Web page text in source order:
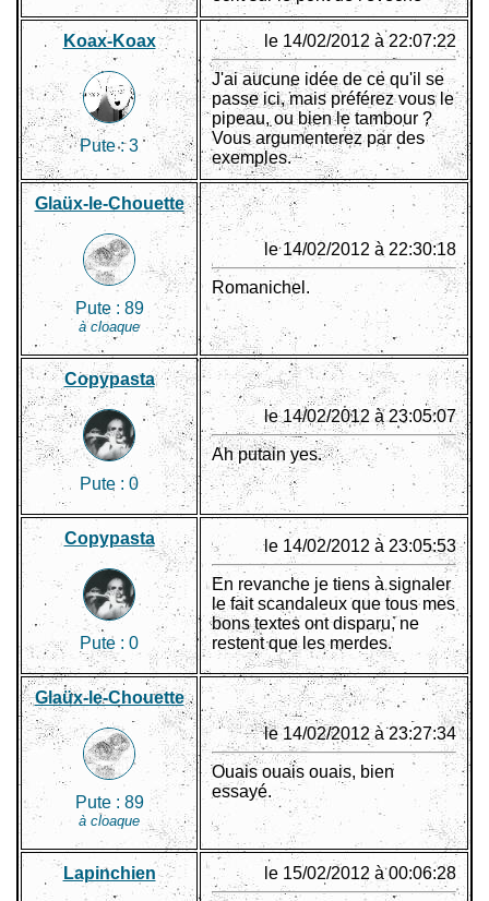
Koax-Koax
Pute :3
le 14/02/2012 à 22:07:22
J'ai aucune idée de ce qu'il se
passe ici, mais préférez vous le
pipeau, ou bien le tambour ?
Vous argumenterez par des
exemples.
Glaüx-le-Chouette
Pute : 89
à cloaque
le 14/02/2012 à 22:30:18
Romanichel.
Copypasta
Pute : 0
le 14/02/2012 à 23:05:07
Ah putain yes.
Copypasta
Pute : 0
le 14/02/2012 à 23:05:53
En revanche je tiens à signaler
le fait scandaleux que tous mes
bons textes ont disparu, ne
restent que les merdes.
Glaüx-le-Chouette
Pute : 89
à cloaque
le 14/02/2012 à 23:27:34
Ouais ouais ouais, bien
essayé.
Lapinchien le 15/02/2012 à 00:06:28